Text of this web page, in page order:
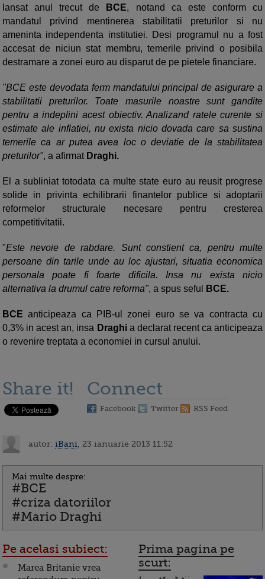
lansat anul trecut de
BCE, notand ca este conform cu
mandatul privind mentinerea stabilitatii preturilor si nu
ameninta independenta institutiei. Desi programul nu a fost
accesat de niciun stat membru, temerile privind o posibila
destramare a zonei euro au disparut de pe pietele financiare.
"BCE este devodata ferm mandatului principal de asigurare a
stabilitatii preturilor. Toate masurile noastre sunt gandite
pentru a indeplini acest obiectiv. Analizand ratele curente si
estimate ale inflatiei, nu exista nicio dovada care sa sustina
temerile ca ar putea avea loc o deviatie de la stabilitatea
preturilor", a afirmat Draghi.
El a subliniat totodata ca multe state euro au reusit progrese
solide in privinta echilibrarii finantelor publice si adoptarii
reformelor structurale necesare pentru cresterea
competitivitatii.
"Este nevoie de rabdare. Sunt constient ca, pentru multe
persoane din tarile unde au loc ajustari, situatia economica
personala poate fi foarte dificila. Insa nu exista nicio
alternativa la drumul catre reforma", a spus seful BCE.
BCE anticipeaza ca PIB-ul zonei euro se va contracta cu
0,3% in acest an, insa Draghi a declarat recent ca anticipeaza
o revenire treptata a economiei in cursul anului.
Share it! Connect
Facebook Twitter RSS Feed
autor: iBani , 23 ianuarie 2013 11:52
Mai multe despre:
#BCE
#criza datoriilor
#Mario Draghi
Pe acelasi subiect:
Marea Britanie vrea
Prima pagina pe
scurt: